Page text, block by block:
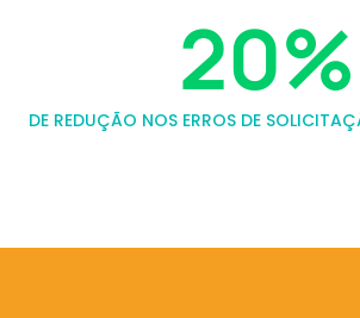
20%
DE REDUÇÃO NOS ERROS DE